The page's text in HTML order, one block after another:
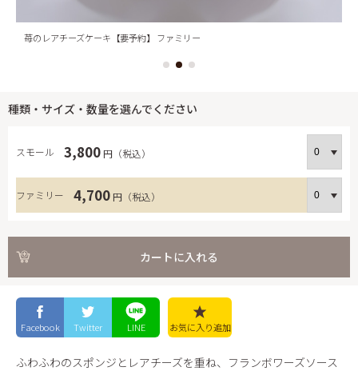
苺のレアチーズケーキ【要予約】 ファミリー
種類・サイズ・数量を選んでください
スモール 3,800円（税込）
ファミリー 4,700円（税込）
カートに入れる
Facebook Twitter LINE お気に入り追加
ふわふわのスポンジとレアチーズを重ね、フランボワーズソース